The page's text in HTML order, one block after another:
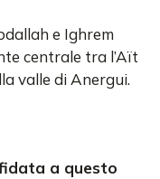
e Ighrem
centrale tra l’Aït
valle di Anergui.
a questo